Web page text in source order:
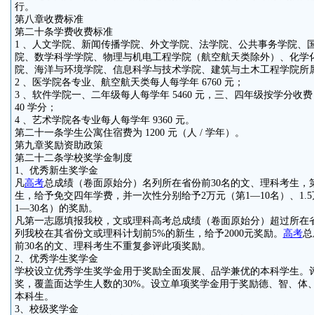
行。
第八章收费标准
第二十条学费收费标准
1 、人文学院、新闻传播学院、外文学院、法学院、公共事务学院、
院、数学科学学院、物理与机电工程学院（航空航天类除外）、化
院、海洋与环境学院、信息科学与技术学院、建筑与土木工程学院所
2 、医学院各专业、航空航天类每人每学年 6760 元；
3 、软件学院一、二年级每人每学年 5460 元，三、四年级按学分收
40 学分；
4 、艺术学院各专业每人每学年 9360 元。
第二十一条学生公寓住宿费为 1200 元（人 / 学年）。
第九章奖励资助政策
第二十二条学校奖学金制度
1、优秀新生奖学金
凡高考总成绩（卷面原始分）名列所在省份前30名的文、理科考生，
生，给予免交四年学费，并一次性分别给予2万元（第1—10名）、
1—30名）的奖励。
凡第一志愿填报我校，文或理科高考总成绩（卷面原始分）超过所在
列我校在其省份文或理科计划前5%的新生，给予2000元奖励。 高考总
前30名的文、理科考生不重复参评此项奖励。
2、优秀学生奖学金
学校设立优秀学生奖学金用于奖励全面发展、品学兼优的本科学生。
奖，覆盖面达学生人数的30%。设立单项奖学金用于奖励德、智、体
本科生。
3、校级奖学金